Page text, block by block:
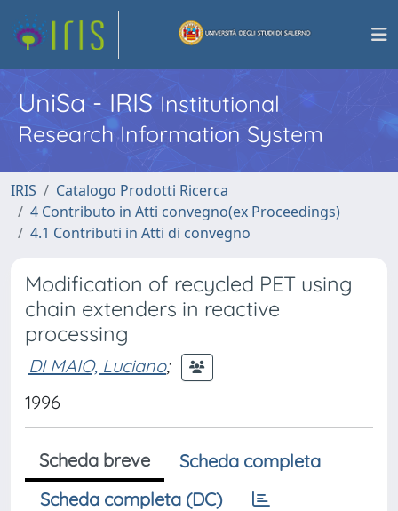
UniSa - IRISInstitutional
Research Information System
IRIS
Catalogo Prodotti Ricerca
4 Contributo in Atti convegno(ex Proceedings)
4.1 Contributi in Atti di convegno
Modification of recycled PET using
chain extenders in reactive
processing
DI MAIO, Luciano;
1996
Scheda breve
Scheda completa
Scheda completa (DC)